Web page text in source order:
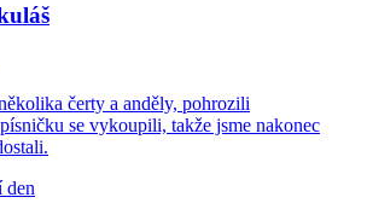
čerty a anděly, pohrozili
se vykoupili, takže jsme nakonec